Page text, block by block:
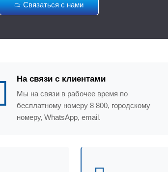
Связаться с нами
На связи с клиентами
Мы на связи в рабочее время по
бесплатному номеру 8 800, городскому
номеру, WhatsApp, email.